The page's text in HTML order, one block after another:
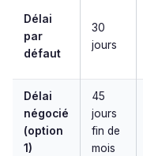
Délai
par
défaut
30
jours
Délai
négocié
(option
1)
45
jours
fin de
mois